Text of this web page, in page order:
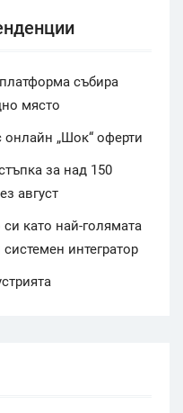
събира
място
онлайн „Шок“ оферти
за над 150
август
като най-голямата
интегратор